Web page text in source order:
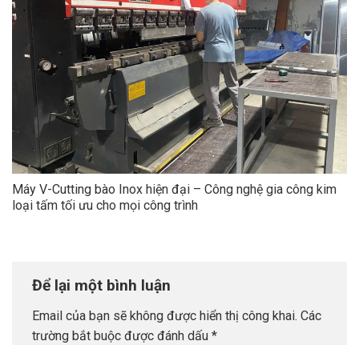
Máy V-Cutting bào Inox hiện đại – Công nghệ gia công kim
loại tấm tối ưu cho mọi công trình
Để lại một bình luận
Email của bạn sẽ không được hiển thị công khai. Các
trường bắt buộc được đánh dấu *